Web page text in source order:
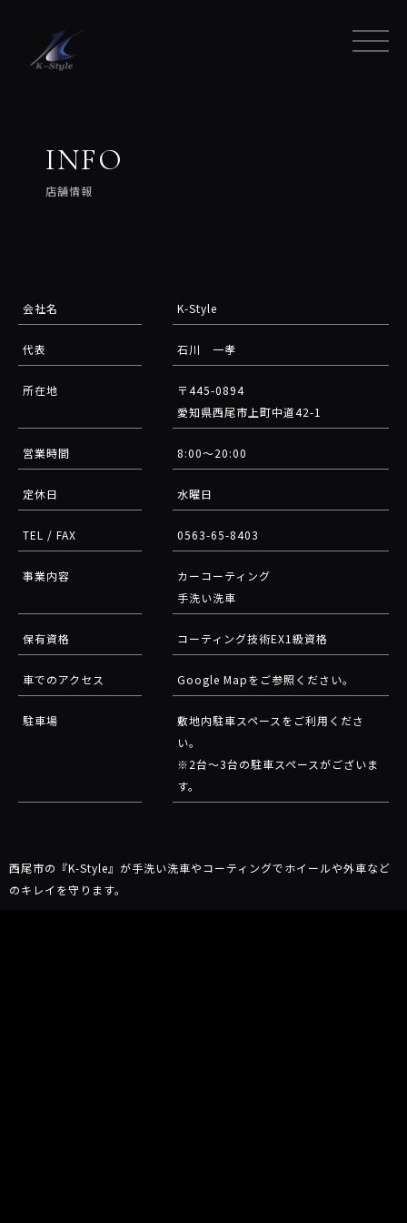
INFO
店舗情報
会社名 K-Style
代表 石川 一孝
所在地
〒445-0894
愛知県西尾市上町中道42-1
営業時間 8:00～20:00
定休日 水曜日
TEL / FAX 0563-65-8403
事業内容
カーコーティング
手洗い洗車
保有資格 コーティング技術EX1級資格
車でのアクセス Google Mapをご参照ください。
駐車場
敷地内駐車スペースをご利用くださ
い。
※2台～3台の駐車スペースがございま
す。
西尾市の『K-Style』が手洗い洗車やコーティングでホイールや外車など
のキレイを守ります。